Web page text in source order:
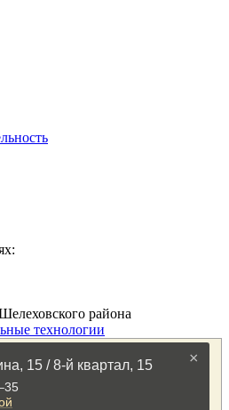
района
технологии